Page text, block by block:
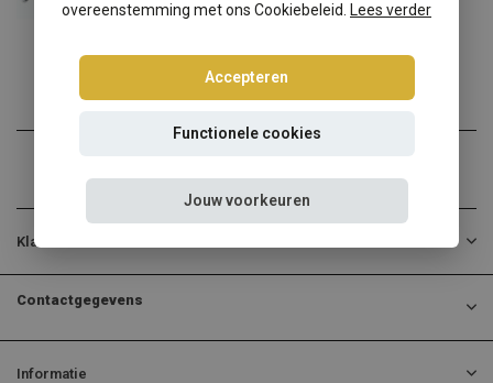
€474,95
Klantenservice
Contactgegevens
Informatie
overeenstemming met ons Cookiebeleid.
Lees verder
Accepteren
Functionele cookies
Jouw voorkeuren